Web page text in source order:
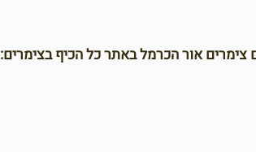
צימרים אור הכרמל באתר כל הכיף בצימרים: